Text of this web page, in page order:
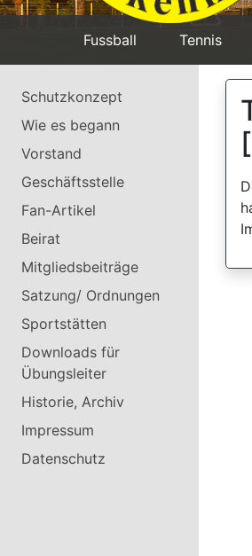
Fussball Tennis
Schutzkonzept
Wie es begann
Vorstand
Geschäftsstelle
Fan-Artikel
Beirat
Mitgliedsbeiträge
Satzung/ Ordnungen
Sportstätten
Downloads für
Übungsleiter
Historie, Archiv
Impressum
Datenschutz